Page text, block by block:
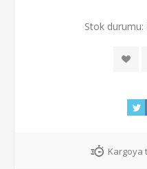
Stok durumu:
Kargoya